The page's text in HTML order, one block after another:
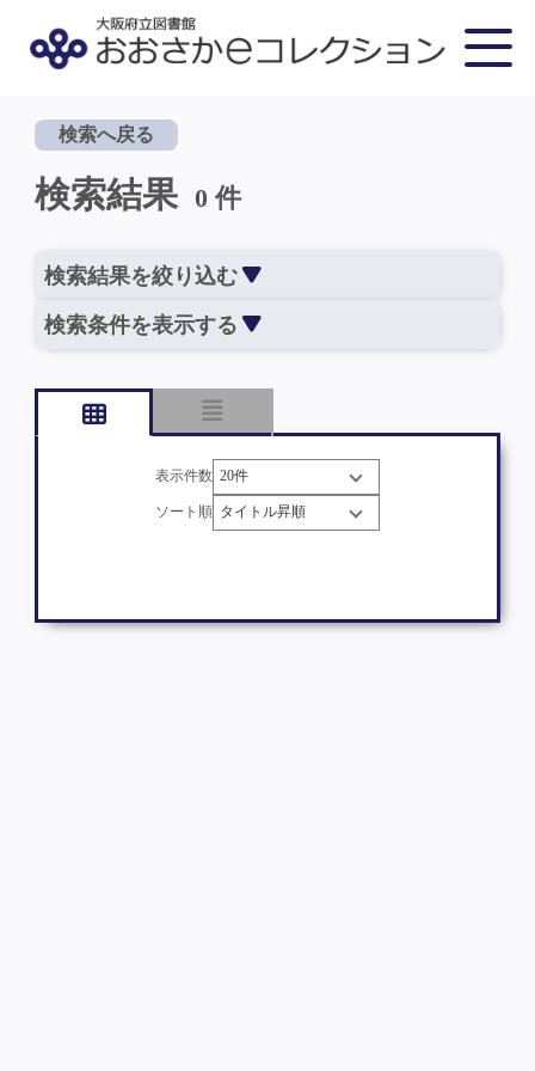
検索へ戻る
検索結果 0 件
検索結果を絞り込む
検索条件を表示する
表示件数
ソート順